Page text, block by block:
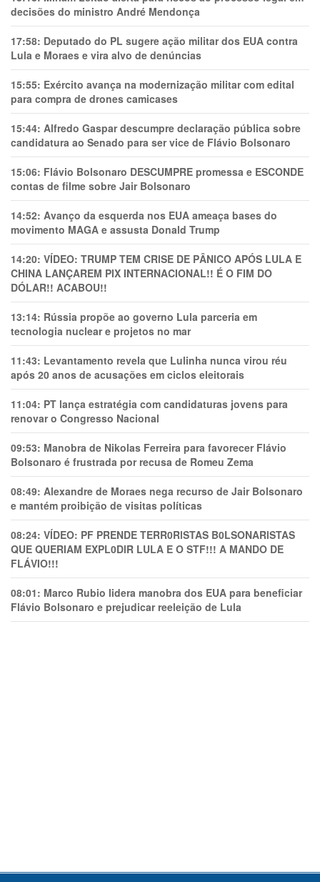
decisões do ministro André Mendonça
17:58: Deputado do PL sugere ação militar dos EUA contra
Lula e Moraes e vira alvo de denúncias
15:55: Exército avança na modernização militar com edital
para compra de drones camicases
15:44: Alfredo Gaspar descumpre declaração pública sobre
candidatura ao Senado para ser vice de Flávio Bolsonaro
15:06: Flávio Bolsonaro DESCUMPRE promessa e ESCONDE
contas de filme sobre Jair Bolsonaro
14:52: Avanço da esquerda nos EUA ameaça bases do
movimento MAGA e assusta Donald Trump
14:20: VÍDEO: TRUMP TEM CRlSE DE PÂNlCO APÓS LULA E
CHINA LANÇAREM PIX INTERNACIONAL!! É O FIM DO
DÓLAR!! ACABOU!!
13:14: Rússia propõe ao governo Lula parceria em
tecnologia nuclear e projetos no mar
11:43: Levantamento revela que Lulinha nunca virou réu
após 20 anos de acusações em ciclos eleitorais
11:04: PT lança estratégia com candidaturas jovens para
renovar o Congresso Nacional
09:53: Manobra de Nikolas Ferreira para favorecer Flávio
Bolsonaro é frustrada por recusa de Romeu Zema
08:49: Alexandre de Moraes nega recurso de Jair Bolsonaro
e mantém proibição de visitas políticas
08:24: VÍDEO: PF PRENDE TERR0RlSTAS B0LSONARlSTAS
QUE QUERIAM EXPL0DlR LULA E O STF!!! A MANDO DE
FLÁVIO!!!
08:01: Marco Rubio lidera manobra dos EUA para beneficiar
Flávio Bolsonaro e prejudicar reeleição de Lula